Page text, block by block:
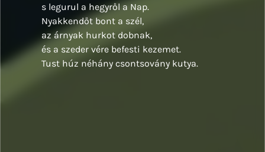
s legurul a hegyről a Nap.
Nyakkendőt bont a szél,
az árnyak hurkot dobnak,
és a szeder vére befesti kezemet.
Tust húz néhány csontsovány kutya.